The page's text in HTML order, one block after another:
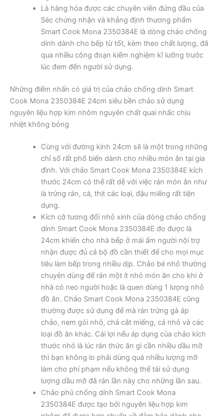
Là hàng hóa được các chuyên viên đứng đầu của
Séc chứng nhận và khẳng định thương phẩm
Smart Cook Mona 2350384E là dòng chảo chống
dính dành cho bếp từ tốt, kèm theo chất lượng, đã
qua nhiều công đoạn kiểm nghiệm kĩ lưỡng trước
lúc đem đến người sử dụng.
Những điểm nhấn có giá trị của chảo chống dính Smart
Cook Mona 2350384E 24cm siêu bền chảo sử dụng
nguyên liệu hợp kim nhôm nguyên chất quai nhấc chịu
nhiệt không bỏng
Cùng với đường kính 24cm sẽ là một trong những
chỉ số rất phổ biến dành cho nhiều món ăn tại gia
đình. Với chảo Smart Cook Mona 2350384E kích
thước 24cm có thể rất dễ với việc rán món ăn như
là trứng rán, cá, thịt các loại, đậu miếng rất tiện
dụng.
Kích cỡ tương đối nhỏ xinh của dòng chảo chống
dính Smart Cook Mona 2350384E đo được là
24cm khiến cho nhà bếp ở mái ấm người nội trợ
nhận được đủ cả bộ đồ cần thiết để cho mọi mục
tiêu làm bếp trong nhiều dịp. Chảo bé nhỏ thường
chuyên dùng để rán một ít nhỏ món ăn cho khi ở
nhà có neo người hoặc là quen dùng 1 lượng nhỏ
đồ ăn. Chảo Smart Cook Mona 2350384E cũng
thường được sử dụng để mà rán trứng gà áp
chảo, nem gói nhỏ, chả cắt miếng, cá nhỏ và các
loại đồ ăn khác. Cái lợi nếu áp dụng của chảo kích
thước nhỏ là lúc rán thức ăn gì cần nhiều dầu mỡ
thì bạn không lo phải dùng quá nhiều lượng mỡ
làm cho phí phạm nếu không thể tái sử dụng
lượng dầu mỡ đã rán lần này cho những lần sau.
Chảo phủ chống dính Smart Cook Mona
2350384E được tạo bởi nguyên liệu hợp kim